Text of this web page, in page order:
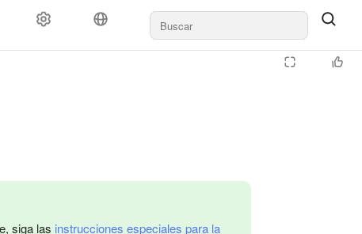
siga las instrucciones especiales para la